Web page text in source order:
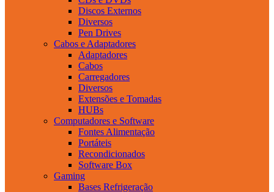
Discos Externos
Diversos
Pen Drives
Cabos e Adaptadores
Adaptadores
Cabos
Carregadores
Diversos
Extensões e Tomadas
HUBs
Computadores e Software
Fontes Alimentação
Portáteis
Recondicionados
Software Box
Gaming
Bases Refrigeração